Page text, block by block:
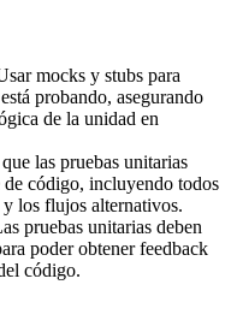
mocks y stubs para
probando, asegurando
de la unidad en
las pruebas unitarias
código, incluyendo todos
y los flujos alternativos.
pruebas unitarias deben
poder obtener feedback
código.